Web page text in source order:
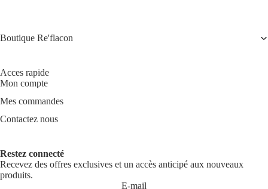
Boutique Re'flacon
Acces rapide
Mon compte
Mes commandes
Contactez nous
Restez connecté
Recevez des offres exclusives et un accès anticipé aux nouveaux
produits.
E-mail